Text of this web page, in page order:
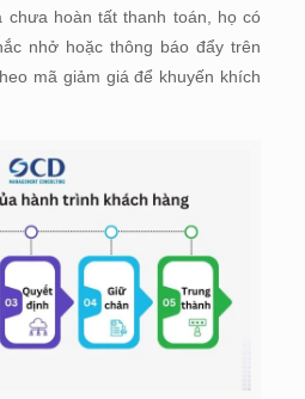
chưa hoàn tất thanh toán, họ có
nhở hoặc thông báo đẩy trên
mã giảm giá để khuyến khích